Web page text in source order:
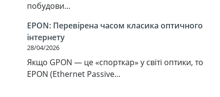
побудови...
EPON: Перевірена часом класика оптичного
інтернету
28/04/2026
Якщо GPON — це «спорткар» у світі оптики, то
EPON (Ethernet Passive...